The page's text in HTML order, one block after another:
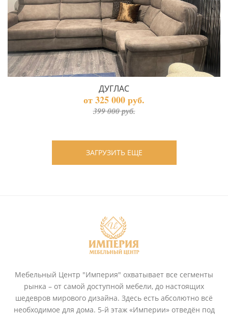
ДУГЛАС
от 325 000 руб.
399 000 руб.
ЗАГРУЗИТЬ ЕЩЕ
Мебельный Центр "Империя" охватывает все сегменты
рынка – от самой доступной мебели, до настоящих
шедевров мирового дизайна. Здесь есть абсолютно всё
необходимое для дома. 5-й этаж «Империи» отведён под